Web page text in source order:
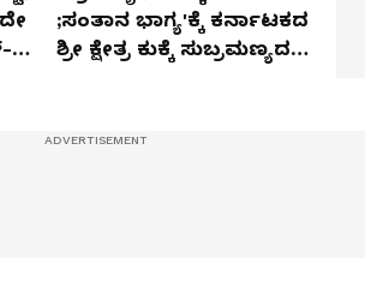
;ಸಂತಾನ ಭಾಗ್ಯ'ಕ್ಕೆ ಕರ್ನಾಟಕದ
ಶ್ರೀ ಕ್ಷೇತ್ರ ಕುಕ್ಕೆ ಸುಬ್ರಮಣ್ಯದ